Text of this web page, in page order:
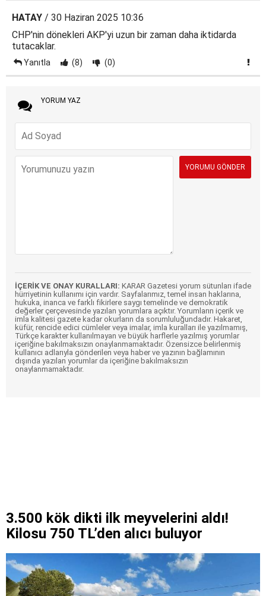
HATAY / 30 Haziran 2025 10:36
CHP'nin dönekleri AKP'yi uzun bir zaman daha iktidarda
tutacaklar.
Yanıtla (8) (0)
YORUM YAZ
İÇERİK VE ONAY KURALLARI: KARAR Gazetesi yorum sütunları ifade
hürriyetinin kullanımı için vardır. Sayfalarımız, temel insan haklarına,
hukuka, inanca ve farklı fikirlere saygı temelinde ve demokratik
değerler çerçevesinde yazılan yorumlara açıktır. Yorumların içerik ve
imla kalitesi gazete kadar okurların da sorumluluğundadır. Hakaret,
küfür, rencide edici cümleler veya imalar, imla kuralları ile yazılmamış,
Türkçe karakter kullanılmayan ve büyük harflerle yazılmış yorumlar
içeriğine bakılmaksızın onaylanmamaktadır. Özensizce belirlenmiş
kullanıcı adlarıyla gönderilen veya haber ve yazının bağlamının
dışında yazılan yorumlar da içeriğine bakılmaksızın
onaylanmamaktadır.
3.500 kök dikti ilk meyvelerini aldı!
Kilosu 750 TL’den alıcı buluyor